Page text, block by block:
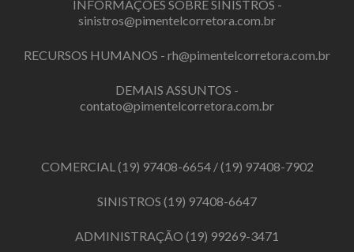
INFORMAÇÕES SOBRE SINISTROS -
sinistros@pimentelcorretora.com.br
RECURSOS HUMANOS - rh@pimentelcorretora.com.br
DEMAIS ASSUNTOS -
contato@pimentelcorretora.com.br
COMERCIAL(19) 97408-6654/(19) 97408-7902
SINISTROS (19) 97408-6647
ADMINISTRAÇÃO (19) 99269-3471